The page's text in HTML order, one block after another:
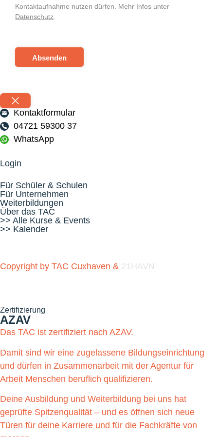
Kontaktaufnahme nutzen dürfen. Mehr Infos unter
Datenschutz.
Absenden
Kontaktformular
04721 59300 37
WhatsApp
Login
Für Schüler & Schulen
Für Unternehmen
Weiterbildungen
Über das TAC
>> Alle Kurse & Events
>> Kalender
Copyright by TAC Cuxhaven & 21HAVN
Zertifizierung
AZAV
Das TAC ist zertifiziert nach AZAV.
Damit sind wir eine zugelassene Bildungseinrichtung
und dürfen in Zusammenarbeit mit der Agentur für
Arbeit Menschen beruflich qualifizieren.
Deine Ausbildung und Weiterbildung bei uns hat
geprüfte Spitzenqualität – und es öffnen sich neue
Türen für deine Karriere und für die Fachkräfte von